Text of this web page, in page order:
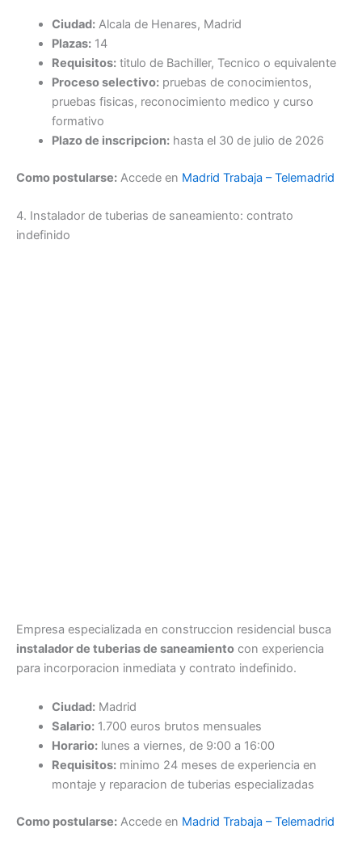
Ciudad:Alcala de Henares, Madrid
Plazas:14
Requisitos:titulo de Bachiller, Tecnico o equivalente
Proceso selectivo:pruebas de conocimientos,
pruebas fisicas, reconocimiento medico y curso
formativo
Plazo de inscripcion:hasta el 30 de julio de 2026
Como postularse: Accede en Madrid Trabaja – Telemadrid
4. Instalador de tuberias de saneamiento: contrato
indefinido
Empresa especializada en construccion residencial busca
instalador de tuberias de saneamiento con experiencia
para incorporacion inmediata y contrato indefinido.
Ciudad:Madrid
Salario:1.700 euros brutos mensuales
Horario:lunes a viernes, de 9:00 a 16:00
Requisitos:minimo 24 meses de experiencia en
montaje y reparacion de tuberias especializadas
Como postularse: Accede en Madrid Trabaja – Telemadrid